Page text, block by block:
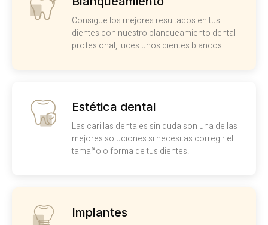
Consigue los mejores resultados en tus
dientes con nuestro blanqueamiento dental
profesional, luces unos dientes blancos.
Estética dental
Las carillas dentales sin duda son una de las
mejores soluciones si necesitas corregir el
tamaño o forma de tus dientes.
Implantes